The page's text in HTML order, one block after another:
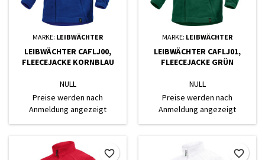
MARKE: LEIBWÄCHTER
LEIBWÄCHTER CAFLJ00,
FLEECEJACKE KORNBLAU
NULL
Preise werden nach
Anmeldung angezeigt
MARKE: LEIBWÄCHTER
LEIBWÄCHTER CAFLJ01,
FLEECEJACKE GRÜN
NULL
Preise werden nach
Anmeldung angezeigt
favorite_border favorite_border